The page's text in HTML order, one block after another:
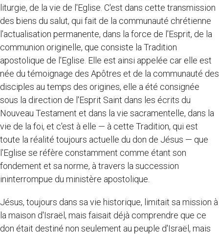
liturgie, de la vie de l'Eglise. C'est dans cette transmission
des biens du salut, qui fait de la communauté chrétienne
l'actualisation permanente, dans la force de l'Esprit, de la
communion originelle, que consiste la Tradition
apostolique de l'Eglise. Elle est ainsi appelée car elle est
née du témoignage des Apôtres et de la communauté des
disciples au temps des origines, elle a été consignée
sous la direction de l'Esprit Saint dans les écrits du
Nouveau Testament et dans la vie sacramentelle, dans la
vie de la foi, et c'est à elle — à cette Tradition, qui est
toute la réalité toujours actuelle du don de Jésus — que
l'Eglise se réfère constamment comme étant son
fondement et sa norme, à travers la succession
ininterrompue du ministère apostolique.
Jésus, toujours dans sa vie historique, limitait sa mission à
la maison d'Israël, mais faisait déjà comprendre que ce
don était destiné non seulement au peuple d'Israël, mais